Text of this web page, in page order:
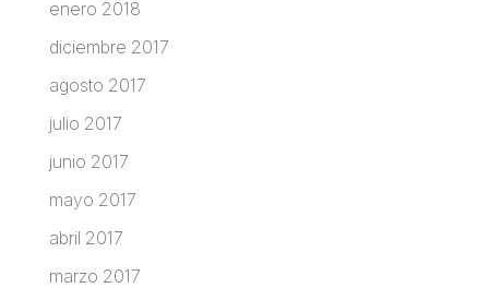
enero 2018
diciembre 2017
agosto 2017
julio 2017
junio 2017
mayo 2017
abril 2017
marzo 2017